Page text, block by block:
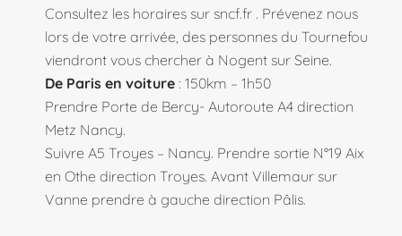
Consultez les horaires sur sncf.fr . Prévenez nous
lors de votre arrivée, des personnes du Tournefou
viendront vous chercher à Nogent sur Seine.
De Paris en voiture : 150km – 1h50
Prendre Porte de Bercy- Autoroute A4 direction
Metz Nancy.
Suivre A5 Troyes – Nancy. Prendre sortie N°19 Aix
en Othe direction Troyes. Avant Villemaur sur
Vanne prendre à gauche direction Pâlis.